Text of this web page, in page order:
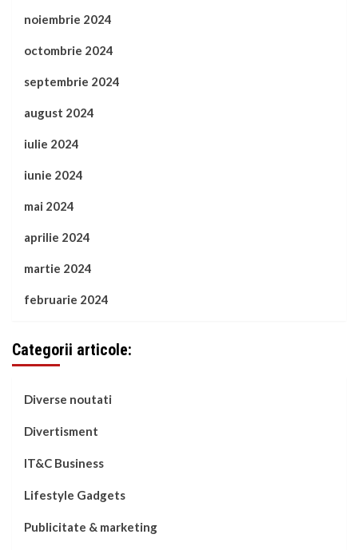
noiembrie 2024
octombrie 2024
septembrie 2024
august 2024
iulie 2024
iunie 2024
mai 2024
aprilie 2024
martie 2024
februarie 2024
Categorii articole:
Diverse noutati
Divertisment
IT&C Business
Lifestyle Gadgets
Publicitate & marketing